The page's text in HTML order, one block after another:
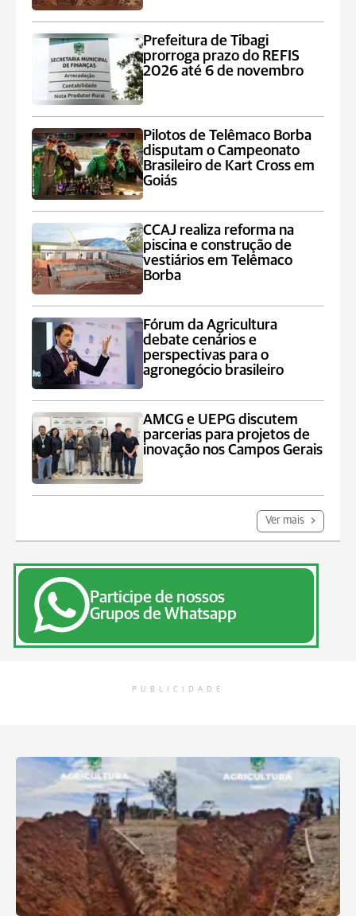
Prefeitura de Tibagi
prorroga prazo do REFIS
2026 até 6 de novembro
Pilotos de Telêmaco Borba
disputam o Campeonato
Brasileiro de Kart Cross em
Goiás
CCAJ realiza reforma na
piscina e construção de
vestiários em Telêmaco
Borba
Fórum da Agricultura
debate cenários e
perspectivas para o
agronegócio brasileiro
AMCG e UEPG discutem
parcerias para projetos de
inovação nos Campos Gerais
Ver mais
Participe de nossos
Grupos de Whatsapp
PUBLICIDADE